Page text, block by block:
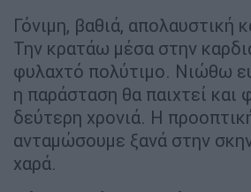
Γόνιμη, βαθιά, απολαυστική
Την κρατάω μέσα στην
φυλαχτό πολύτιμο. Νιώθω
η παράσταση θα παιχτεί και
δεύτερη χρονιά. Η
ανταμώσουμε ξανά στην
χαρά.